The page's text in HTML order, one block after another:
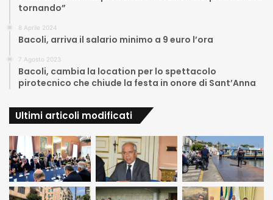
tornando”
8 Aprile 2024
Bacoli, arriva il salario minimo a 9 euro l’ora
7 Agosto 2023
Bacoli, cambia la location per lo spettacolo
pirotecnico che chiude la festa in onore di Sant’Anna
Ultimi articoli modificati